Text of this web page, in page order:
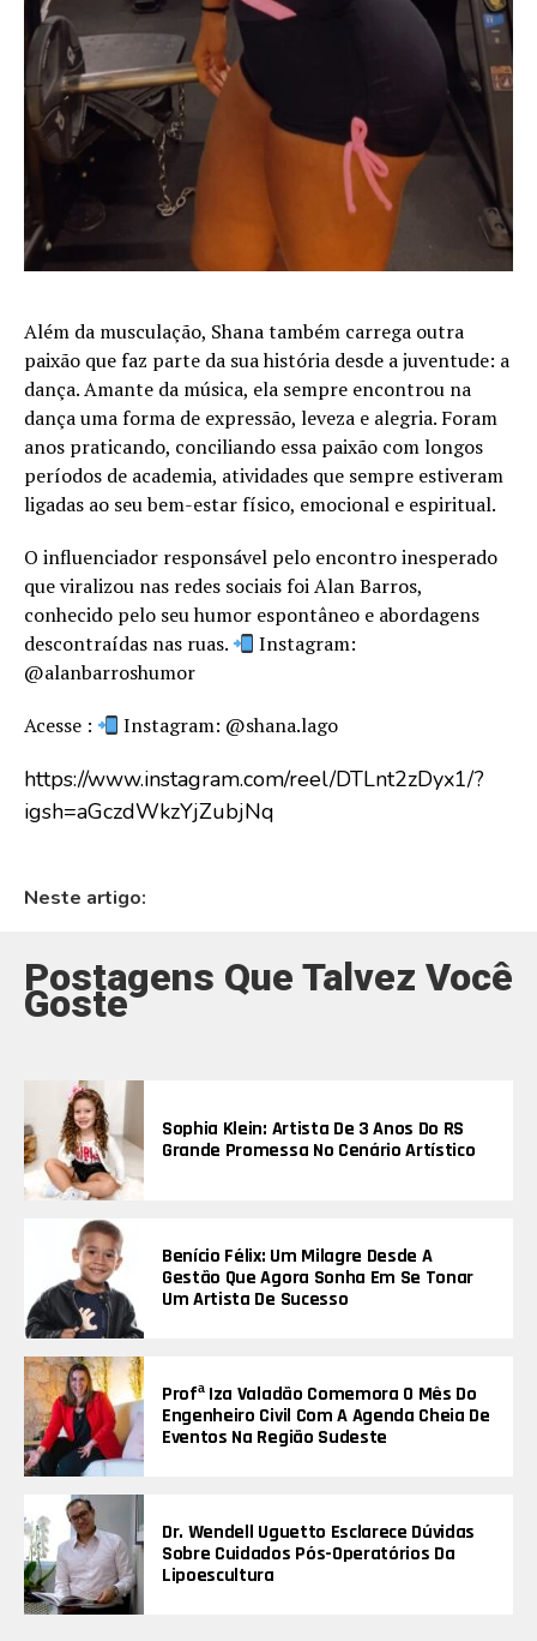
Além da musculação, Shana também carrega outra
paixão que faz parte da sua história desde a juventude: a
dança. Amante da música, ela sempre encontrou na
dança uma forma de expressão, leveza e alegria. Foram
anos praticando, conciliando essa paixão com longos
períodos de academia, atividades que sempre estiveram
ligadas ao seu bem-estar físico, emocional e espiritual.
O influenciador responsável pelo encontro inesperado
que viralizou nas redes sociais foi Alan Barros,
conhecido pelo seu humor espontâneo e abordagens
descontraídas nas ruas.
Instagram:
@alanbarroshumor
Acesse :
Instagram: @shana.lago
https://www.instagram.com/reel/DTLnt2zDyx1/?
igsh=aGczdWkzYjZubjNq
Neste artigo:
Postagens Que Talvez Você
Goste
Sophia Klein: Artista De 3 Anos Do RS
Grande Promessa No Cenário Artístico
Benício Félix: Um Milagre Desde A
Gestão Que Agora Sonha Em Se Tonar
Um Artista De Sucesso
Profª Iza Valadão Comemora O Mês Do
Engenheiro Civil Com A Agenda Cheia De
Eventos Na Região Sudeste
Dr. Wendell Uguetto Esclarece Dúvidas
Sobre Cuidados Pós-Operatórios Da
Lipoescultura